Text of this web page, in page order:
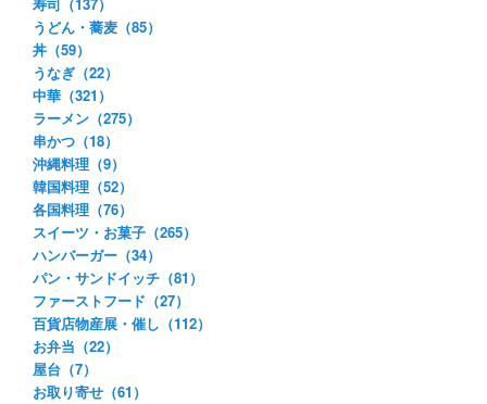
うどん・蕎麦（85）
丼（59）
うなぎ（22）
中華（321）
ラーメン（275）
串かつ（18）
沖縄料理（9）
韓国料理（52）
各国料理（76）
スイーツ・お菓子（265）
ハンバーガー（34）
パン・サンドイッチ（81）
ファーストフード（27）
百貨店物産展・催し（112）
お弁当（22）
屋台（7）
お取り寄せ（61）